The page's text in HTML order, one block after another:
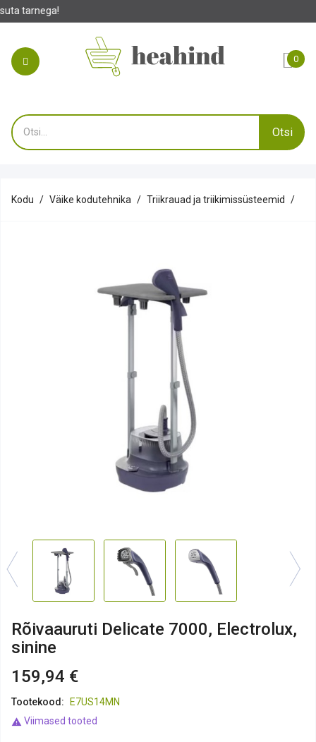
0
Otsi
Kodu Väike kodutehnika Triikrauad ja triikimissüsteemid
Rõivaauruti Delicate 7000, Electrolux,
sinine
159,94 €
Tootekood: E7US14MN
 Viimased tooted